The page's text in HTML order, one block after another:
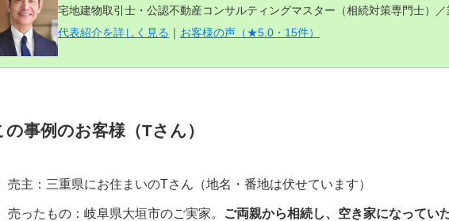
宅地建物取引士・公認不動産コンサルティングマスター（相続対策専門士）
代表紹介を詳しく見る ｜ お客様の声（★5.0・15件）
の事例のお客様（Tさん）
売主：三重県にお住まいのTさん（地名・番地は伏せています）
売ったもの：岐阜県大垣市のご実家。 ご両親から相続し、空き家になってい